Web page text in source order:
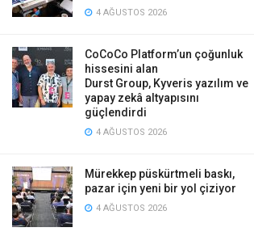
4 AĞUSTOS 2026
CoCoCo Platform’un çoğunluk
hissesini alan
Durst Group, Kyveris yazılım ve
yapay zekâ altyapısını
güçlendirdi
4 AĞUSTOS 2026
Mürekkep püskürtmeli baskı,
pazar için yeni bir yol çiziyor
4 AĞUSTOS 2026